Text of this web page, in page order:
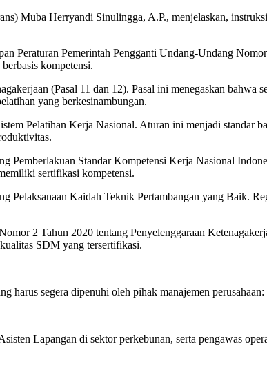
Muba Herryandi Sinulingga, A.P., menjelaskan,
Peraturan Pemerintah Pengganti Undang-Undang
kompetensi.
(Pasal 11 dan 12). Pasal ini menegaskan bahwa
yang berkesinambungan.
Pelatihan Kerja Nasional. Aturan ini menjadi standar
Pemberlakuan Standar Kompetensi Kerja Nasional
sertifikasi kompetensi.
Pelaksanaan Kaidah Teknik Pertambangan yang Baik.
2 Tahun 2020 tentang Penyelenggaraan
SDM yang tersertifikasi.
harus segera dipenuhi oleh pihak manajemen perusahaan:
Lapangan di sektor perkebunan, serta pengawas